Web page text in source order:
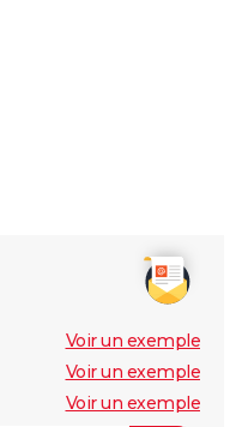
Voir un exemple
Voir un exemple
Voir un exemple